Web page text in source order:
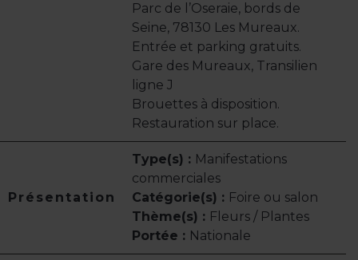
Parc de l’Oseraie, bords de
Seine, 78130 Les Mureaux.
Entrée et parking gratuits.
Gare des Mureaux, Transilien
ligne J
Brouettes à disposition.
Restauration sur place.
Présentation
Type(s) : Manifestations
commerciales
Catégorie(s) : Foire ou salon
Thème(s) : Fleurs / Plantes
Portée : Nationale